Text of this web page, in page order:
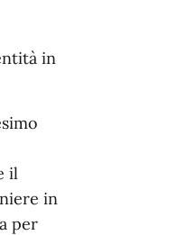
in
il
in
per